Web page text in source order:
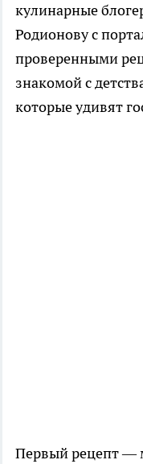
кулинарные
Родионову с
проверенными
знакомой с
которые удивят
Первый рецепт —